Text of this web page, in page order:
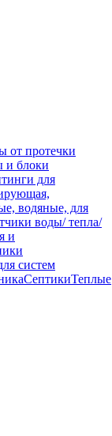
от протечки
и блоки
для
водяные, для
воды/ тепла/
и
систем
СептикиТеплые